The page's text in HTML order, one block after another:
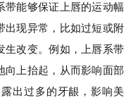
带能够保证上唇的运动幅
出现异常，比如过短或附
生改变。例如，上唇系带
向上抬起，从而影响面部
出过多的牙龈，影响美